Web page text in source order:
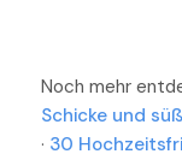
Mehr
Mehr
Mehr
Noch mehr
Schicke und
· 30